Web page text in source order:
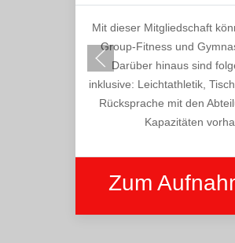
Mit dieser Mitgliedschaft
Group-Fitness und
Darüber hinaus sind
inklusive: Leichtathletik,
Rücksprache mit den
Kapazitäten
Zum